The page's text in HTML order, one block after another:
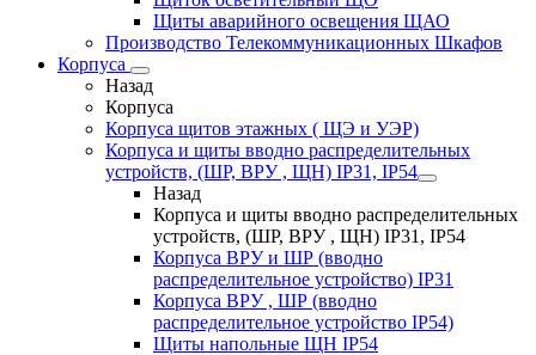
Щиты аварийного освещения ЩАО
Производство Телекоммуникационных Шкафов
Корпуса
Назад
Корпуса
Корпуса щитов этажных ( ЩЭ и УЭР)
Корпуса и щиты вводно распределительных
устройств, (ШР, ВРУ , ЩН) IP31, IP54
Назад
Корпуса и щиты вводно распределительных
устройств, (ШР, ВРУ , ЩН) IP31, IP54
Корпуса ВРУ и ШР (вводно
распределительное устройство) IP31
Корпуса ВРУ , ШР (вводно
распределительное устройство IP54)
Щиты напольные ЩН IP54